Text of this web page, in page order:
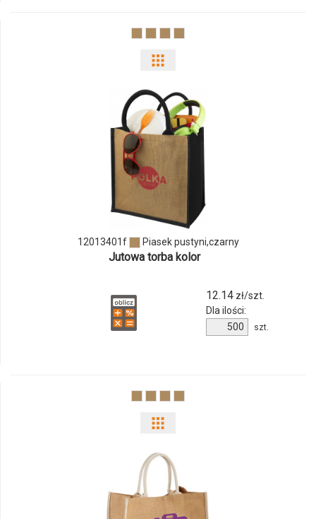
odmiany
i
ilości
produktu
12013401f
12013401f Piasek pustyni,czarny
Jutowa torba kolor
12.14zł/szt.
Dla ilości:
produktu
szt.
odmiany